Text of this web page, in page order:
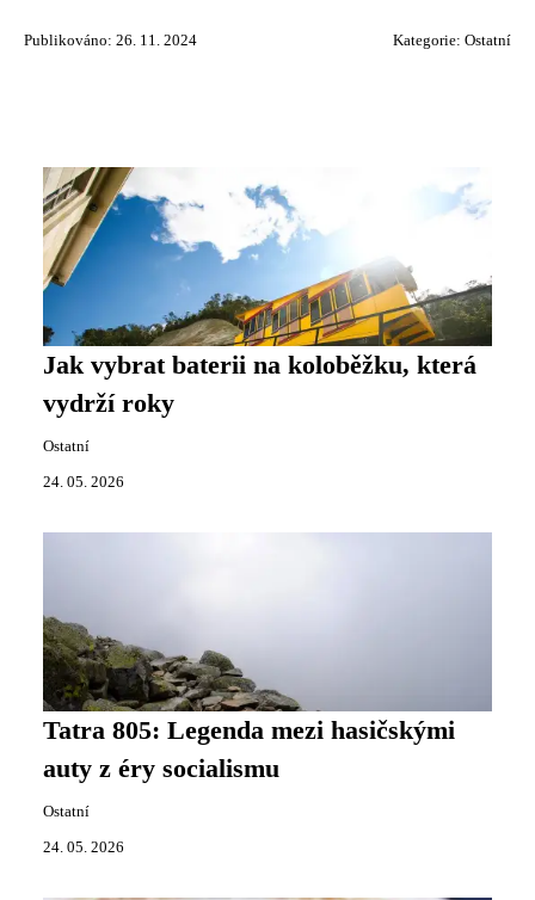
Publikováno: 26. 11. 2024 Kategorie: Ostatní
Jak vybrat baterii na koloběžku, která
vydrží roky
Ostatní
24. 05. 2026
Tatra 805: Legenda mezi hasičskými
auty z éry socialismu
Ostatní
24. 05. 2026